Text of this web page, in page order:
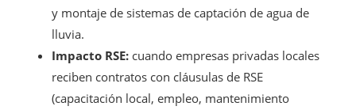
y montaje de sistemas de captación de agua de
lluvia.
Impacto RSE: cuando empresas privadas locales
reciben contratos con cláusulas de RSE
(capacitación local, empleo, mantenimiento